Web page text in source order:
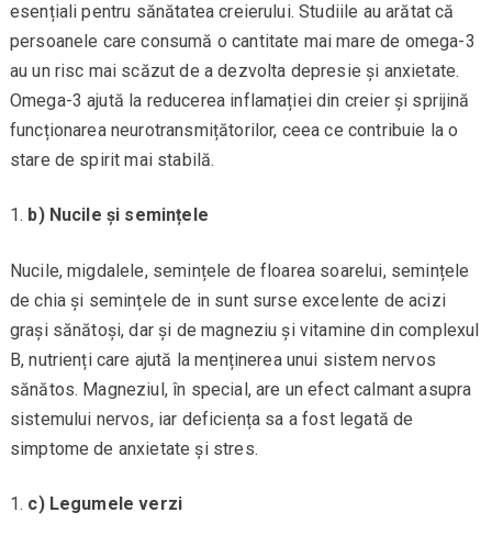
esențiali pentru sănătatea creierului. Studiile au arătat că
persoanele care consumă o cantitate mai mare de omega-3
au un risc mai scăzut de a dezvolta depresie și anxietate.
Omega-3 ajută la reducerea inflamației din creier și sprijină
funcționarea neurotransmițătorilor, ceea ce contribuie la o
stare de spirit mai stabilă.
b) Nucile și semințele
Nucile, migdalele, semințele de floarea soarelui, semințele
de chia și semințele de in sunt surse excelente de acizi
grași sănătoși, dar și de magneziu și vitamine din complexul
B, nutrienți care ajută la menținerea unui sistem nervos
sănătos. Magneziul, în special, are un efect calmant asupra
sistemului nervos, iar deficiența sa a fost legată de
simptome de anxietate și stres.
c) Legumele verzi